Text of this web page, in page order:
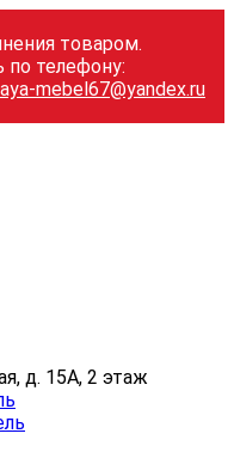
товаром.
телефону:
mebel67@yandex.ru
д. 15А, 2 этаж